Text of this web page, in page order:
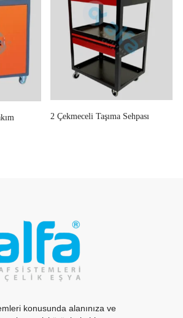
2 Çekmeceli Taşıma Sehpası
konusunda alanınıza ve